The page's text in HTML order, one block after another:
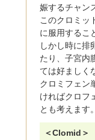
娠するチャン
このクロミッ
に服用するこ
しかし時に排
たり、子宮内
ては好ましく
クロミフェン
ければクロフ
とも考えます。
＜Clomid＞